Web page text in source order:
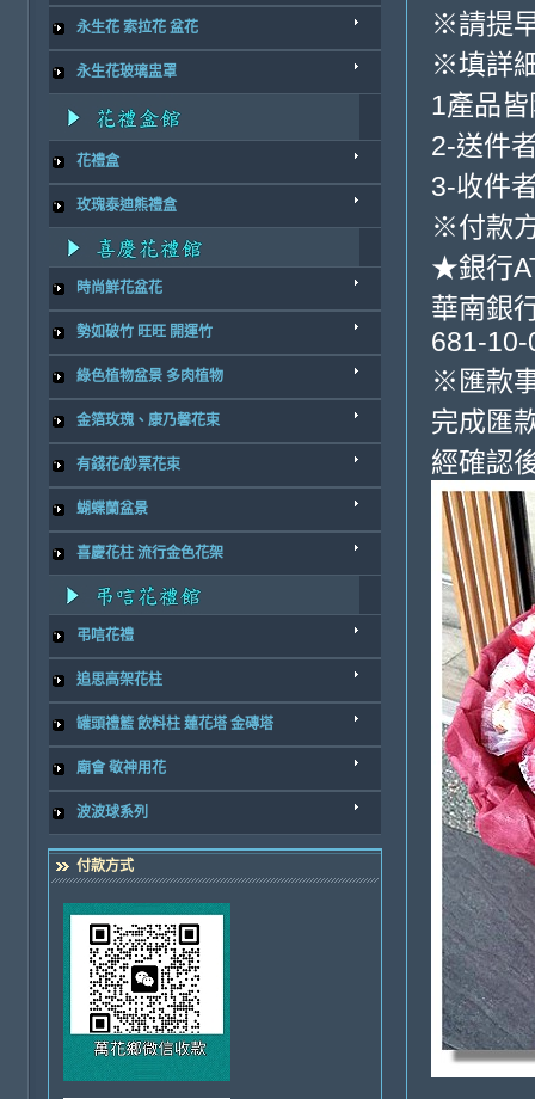
永生花 索拉花 盆花
永生花玻璃盅罩
花禮盒
玫瑰泰迪熊禮盒
時尚鮮花盆花
勢如破竹 旺旺 開運竹
綠色植物盆景 多肉植物
金箔玫瑰、康乃馨花束
有錢花/鈔票花束
蝴蝶蘭盆景
喜慶花柱 流行金色花架
弔唁花禮
追思高架花柱
罐頭禮籃 飲料柱 蓮花塔 金磚塔
廟會 敬神用花
波波球系列
付款方式
※請提
※填詳
1產品
2-送件
3-收件
※付款
★銀行
華南銀
681-
※匯款
完成匯
經確認